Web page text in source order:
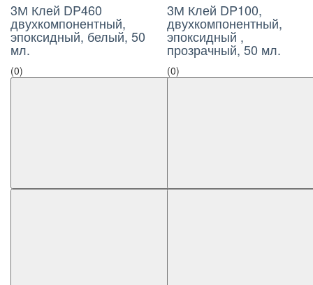
3М Клей DP460
двухкомпонентный,
эпоксидный, белый, 50
мл.
(0)
3М Клей DP100,
двухкомпонентный,
эпоксидный ,
прозрачный, 50 мл.
(0)